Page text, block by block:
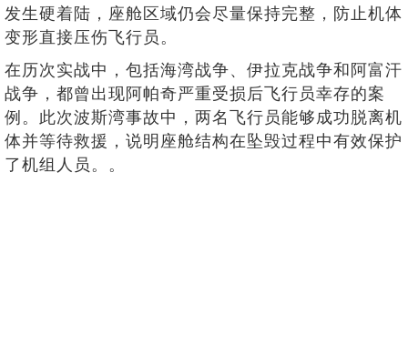
发生硬着陆，座舱区域仍会尽量保持完整，防止机体
变形直接压伤飞行员。
在历次实战中，包括海湾战争、伊拉克战争和阿富汗
战争，都曾出现阿帕奇严重受损后飞行员幸存的案
例。此次波斯湾事故中，两名飞行员能够成功脱离机
体并等待救援，说明座舱结构在坠毁过程中有效保护
了机组人员。。